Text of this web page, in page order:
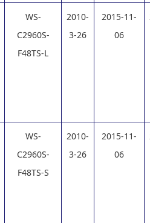
WS-
C2960S-
F48TS-L
2010-
3-26
2015-11-
06
WS-
C2960S-
F48TS-S
2010-
3-26
2015-11-
06